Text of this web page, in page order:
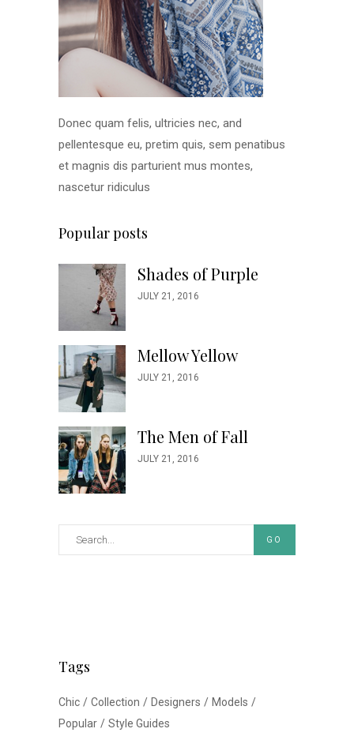
Donec quam felis, ultricies nec, and
pellentesque eu, pretim quis, sem penatibus
et magnis dis parturient mus montes,
nascetur ridiculus
Popular posts
Shades of Purple
JULY 21, 2016
Mellow Yellow
JULY 21, 2016
The Men of Fall
JULY 21, 2016
GO
Tags
Chic Collection Designers
Models
Popular
Style Guides